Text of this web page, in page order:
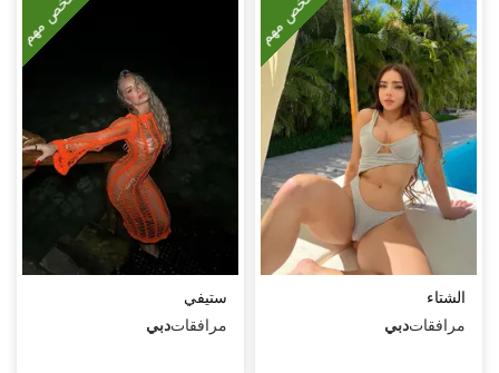
تجربة نجمة إباحية
مساج البروستاتا
لحس شرجي فعال
لحس شرجي سلبي
لعب الأدوار
جنس بين الثديين
ألعاب جنسية
شخص مهم
ستيفي
مرافقاتدبي
شخص مهم
الشتاء
مرافقاتدبي